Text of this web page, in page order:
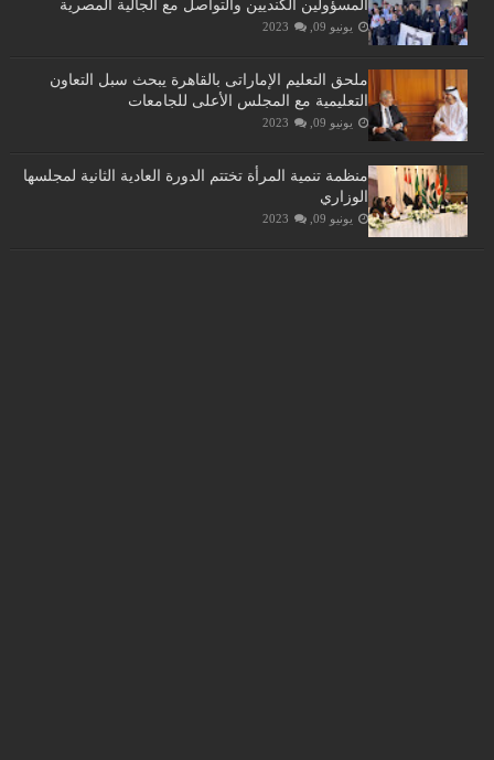
المسؤولين الكنديين والتواصل مع الجالية المصرية
يونيو 09, 2023
ملحق التعليم الإماراتى بالقاهرة يبحث سبل التعاون
التعليمية مع المجلس الأعلى للجامعات
يونيو 09, 2023
منظمة تنمية المرأة تختتم الدورة العادية الثانية لمجلسها
الوزاري
يونيو 09, 2023